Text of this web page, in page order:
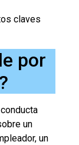
claves
por
un
un